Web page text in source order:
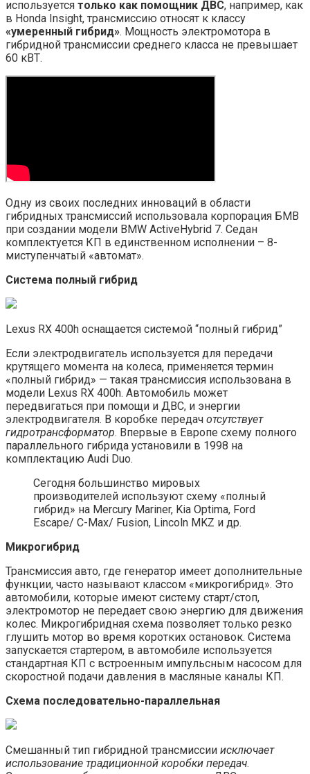
используется только как помощник ДВС, например, как
в Honda Insight, трансмиссию относят к классу
«умеренный гибрид». Мощность электромотора в
гибридной трансмиссии среднего класса не превышает
60 кВТ.
Одну из своих последних инноваций в области
гибридных трансмиссий использовала корпорация БМВ
при создании модели BMW ActiveHybrid 7. Седан
комплектуется КП в единственном исполнении – 8-
миступенчатый «автомат».
Система полный гибрид
Lexus RX 400h оснащается системой “полный гибрид”
Если электродвигатель используется для передачи
крутящего момента на колеса, применяется термин
«полный гибрид» — такая трансмиссия использована в
модели Lexus RX 400h. Автомобиль может
передвигаться при помощи и ДВС, и энергии
электродвигателя. В коробке передач отсутствует
гидротрансформатор. Впервые в Европе схему полного
параллельного гибрида установили в 1998 на
комплектацию Audi Duo.
Сегодня большинство мировых
производителей используют схему «полный
гибрид» на Mercury Mariner, Kia Optima, Ford
Escape/ C-Max/ Fusion, Lincoln MKZ и др.
Микрогибрид
Трансмиссия авто, где генератор имеет дополнительные
функции, часто называют классом «микрогибрид». Это
автомобили, которые имеют систему старт/стоп,
электромотор не передает свою энергию для движения
колес. Микрогибридная схема позволяет только резко
глушить мотор во время коротких остановок. Система
запускается стартером, в автомобиле используется
стандартная КП с встроенным импульсным насосом для
скоростной подачи давления в масляные каналы КП.
Схема последовательно-параллельная
Смешанный тип гибридной трансмиссии исключает
использование традиционной коробки передач.